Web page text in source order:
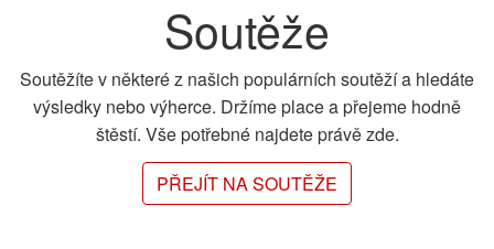
Soutěže
Soutěžíte v některé z našich populárních soutěží a hledáte
výsledky nebo výherce. Držíme place a přejeme hodně
štěstí. Vše potřebné najdete právě zde.
PŘEJÍT NA SOUTĚŽE